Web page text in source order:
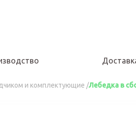
и комплектующие /Лебедка в